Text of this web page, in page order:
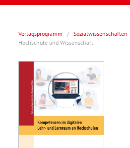
Verlagsprogramm / Sozialwissenschaften
Hochschule und Wissenschaft